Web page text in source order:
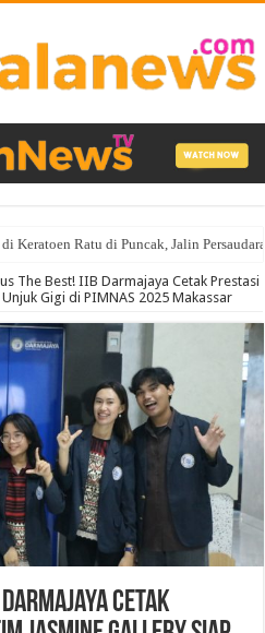
Keratoen Ratu di Puncak, Jalin
Lampung Utara Ajak Personel
The Best! IIB Darmajaya Cetak Prestasi
Gigi di PIMNAS 2025 Makassar
Darmajaya Cetak